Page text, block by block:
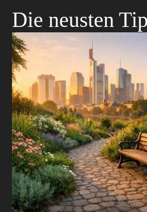
Die neusten